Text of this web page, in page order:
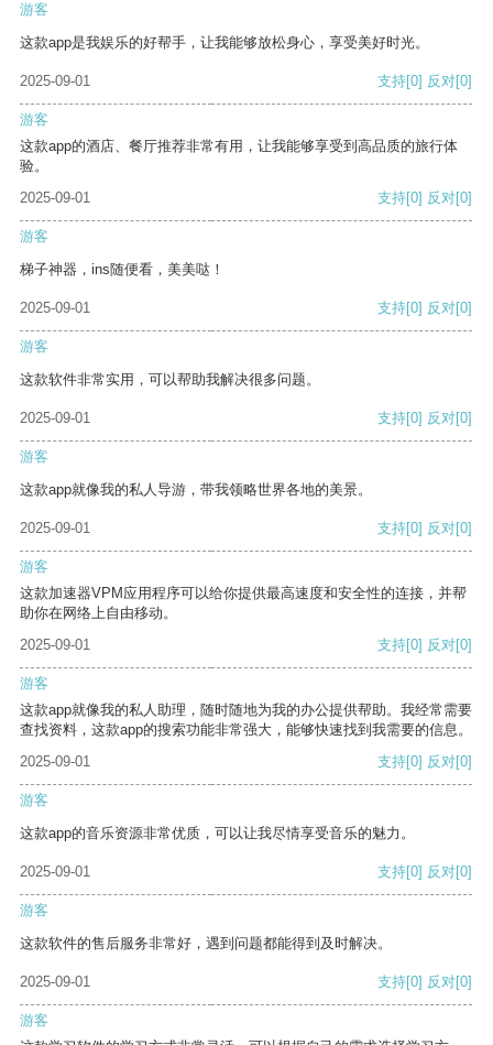
游客
这款app是我娱乐的好帮手，让我能够放松身心，享受美好时光。
2025-09-01 支持[0] 反对[0]
游客
这款app的酒店、餐厅推荐非常有用，让我能够享受到高品质的旅行体
验。
2025-09-01
支持[0] 反对[0]
游客
梯子神器，ins随便看，美美哒！
2025-09-01 支持[0] 反对[0]
游客
这款软件非常实用，可以帮助我解决很多问题。
2025-09-01 支持[0] 反对[0]
游客
这款app就像我的私人导游，带我领略世界各地的美景。
2025-09-01 支持[0] 反对[0]
游客
这款加速器VPM应用程序可以给你提供最高速度和安全性的连接，并帮
助你在网络上自由移动。
2025-09-01
支持[0] 反对[0]
游客
这款app就像我的私人助理，随时随地为我的办公提供帮助。我经常需要
查找资料，这款app的搜索功能非常强大，能够快速找到我需要的信息。
2025-09-01
支持[0] 反对[0]
游客
这款app的音乐资源非常优质，可以让我尽情享受音乐的魅力。
2025-09-01 支持[0] 反对[0]
游客
这款软件的售后服务非常好，遇到问题都能得到及时解决。
2025-09-01 支持[0] 反对[0]
游客